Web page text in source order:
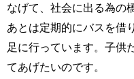
なげて、社会に出る為の
あとは定期的にバスを借
足に行っています。子供
てあげたいのです。